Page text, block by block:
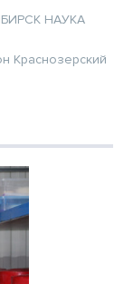
НАУКА
Краснозерский